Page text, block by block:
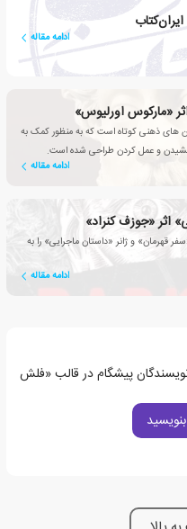
ادامه مقاله
«مارکوس اورلیوس»
های ذهنی کوتاه است که به منظور کمک به
و عمل کردن طراحی شده است.
ادامه مقاله
اثر «جوزف کنراد»
قهرمان» و ژانر «داستان ماجرایی» را به
ادامه مقاله
پیشگام در قالب «فلش